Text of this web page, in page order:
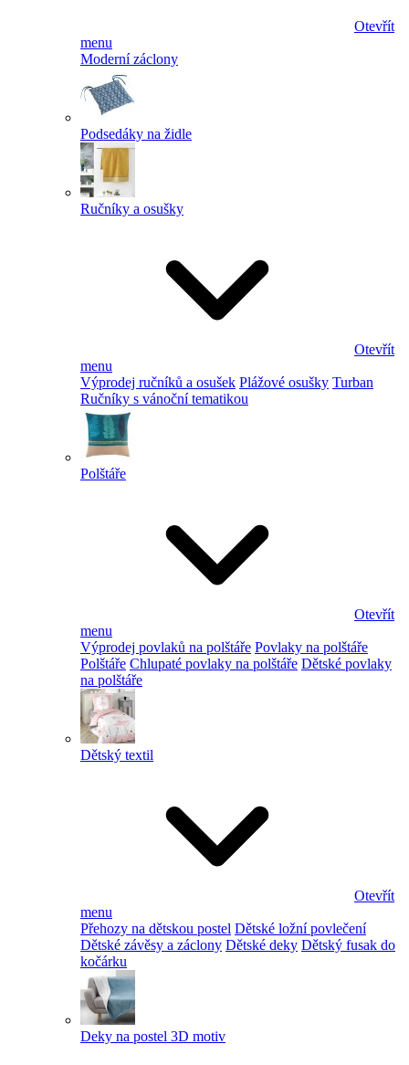
Otevřít
menu
Moderní záclony
Podsedáky na židle
Ručníky a osušky
Otevřít
menu
Výprodej ručníků a osušek Plážové osušky Turban
Ručníky s vánoční tematikou
Polštáře
Otevřít
menu
Výprodej povlaků na polštáře Povlaky na polštáře
Polštáře Chlupaté povlaky na polštáře Dětské povlaky
na polštáře
Dětský textil
Otevřít
menu
Přehozy na dětskou postel Dětské ložní povlečení
Dětské závěsy a záclony Dětské deky Dětský fusak do
kočárku
Deky na postel 3D motiv